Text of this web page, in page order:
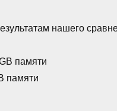
нашего
памяти
памяти